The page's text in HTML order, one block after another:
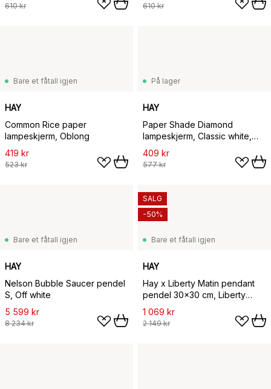
610 kr 610 kr
Bare et fåtall igjen
HAY
Common Rice paper
lampeskjerm, Oblong
419 kr
523 kr
På lager
HAY
Paper Shade Diamond
lampeskjerm, Classic white,
Ø50 cm
409 kr
577 kr
Bare et fåtall igjen
HAY
Nelson Bubble Saucer pendel
S, Off white
5 599 kr
8 234 kr
Bare et fåtall igjen
HAY
Hay x Liberty Matin pendant
pendel 30x30 cm, Liberty
Cherry Drop
1 069 kr
2 149 kr
SALG
-50%